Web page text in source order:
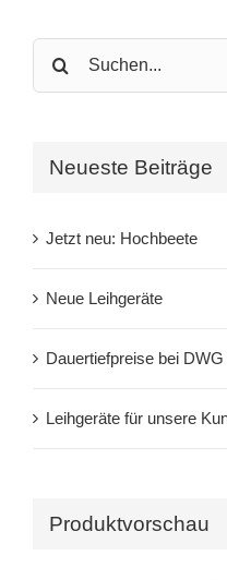
Search
for:
Neueste Beiträge
Jetzt neu: Hochbeete
Neue Leihgeräte
Dauertiefpreise bei
Leihgeräte für unsere
Produktvorschau